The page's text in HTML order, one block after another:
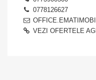
0778126627
VEZI OFERTELE